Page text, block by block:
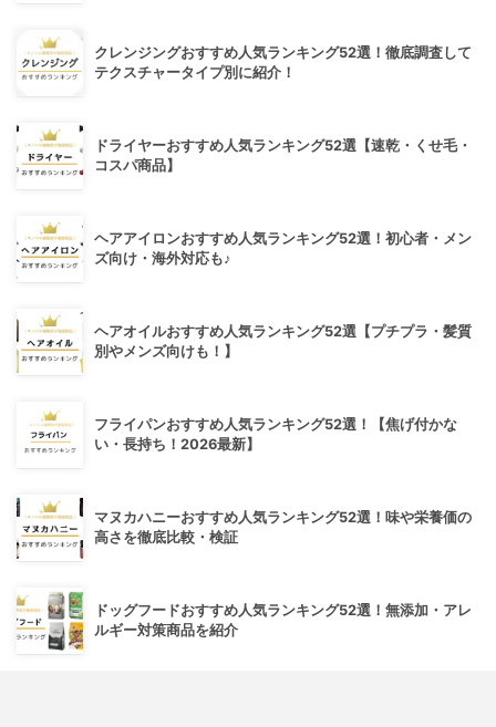
クレンジングおすすめ人気ランキング52選！徹底調査して
テクスチャータイプ別に紹介！
ドライヤーおすすめ人気ランキング52選【速乾・くせ毛・
コスパ商品】
ヘアアイロンおすすめ人気ランキング52選！初心者・メン
ズ向け・海外対応も♪
ヘアオイルおすすめ人気ランキング52選【プチプラ・髪質
別やメンズ向けも！】
フライパンおすすめ人気ランキング52選！【焦げ付かな
い・長持ち！2026最新】
マヌカハニーおすすめ人気ランキング52選！味や栄養価の
高さを徹底比較・検証
ドッグフードおすすめ人気ランキング52選！無添加・アレ
ルギー対策商品を紹介